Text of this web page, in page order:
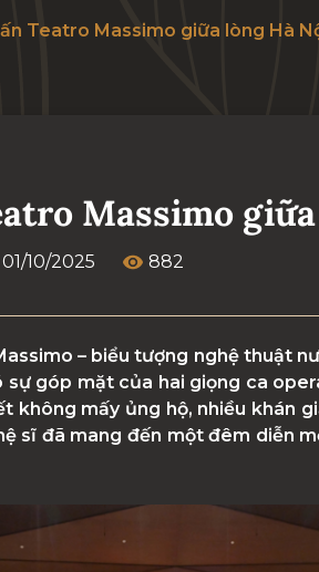
Teatro Massimo giữa lòng Hà
Massimo
10/2025 882
– biểu tượng nghệ thuật
góp mặt của hai giọng ca
mấy ủng hộ, nhiều khán
sĩ đã mang đến một đêm diễn